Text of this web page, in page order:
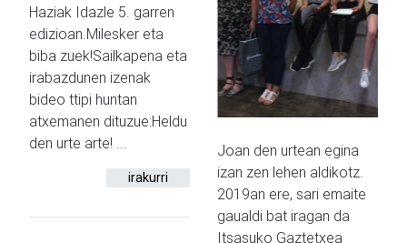
Haziak Idazle 5. garren
edizioan.Milesker eta
biba zuek!Sailkapena eta
irabazdunen izenak
bideo ttipi huntan
atxemanen dituzue:Heldu
den urte arte! ...
irakurri
Joan den urtean egina
izan zen lehen aldikotz.
2019an ere, sari emaite
gaualdi bat iragan da
Itsasuko Gaztetxea